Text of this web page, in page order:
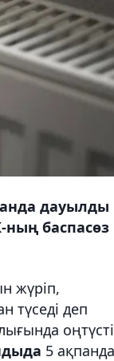
дауылды
баспасөз
жүріп,
түседі деп
5 ақпанда